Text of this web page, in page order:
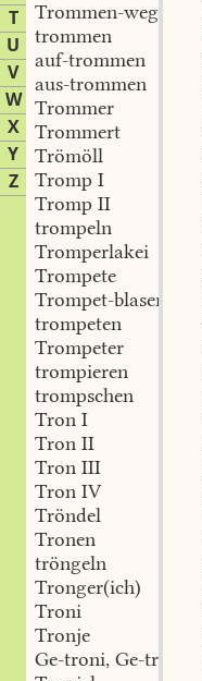
T
U
V
W
X
Y
Z
Trommen-weg
trommen
auf-trommen
aus-trommen
Trommer
Trommert
Trömöll
Tromp I
Tromp II
trompeln
Tromperlakei
Trompete
Trompet-blaser
trompeten
Trompeter
trompieren
trompschen
Tron I
Tron II
Tron III
Tron IV
Tröndel
Tronen
tröngeln
Tronger(ich)
Troni
Tronje
Ge-troni, Ge-tronje